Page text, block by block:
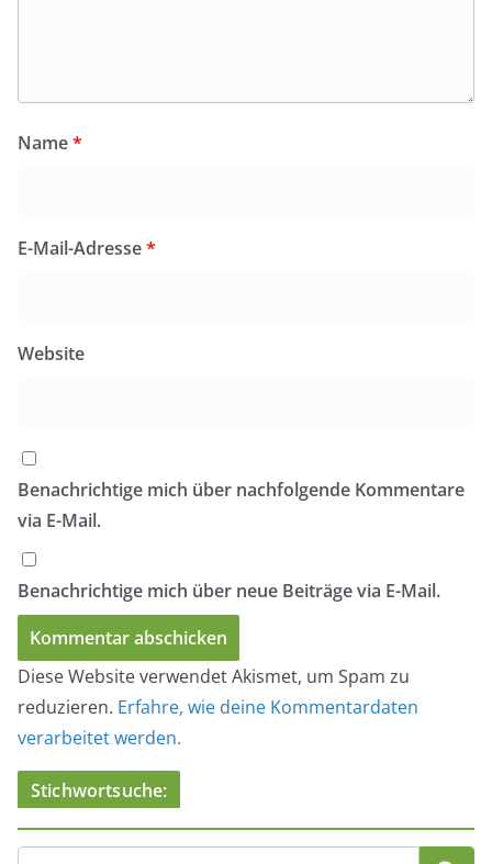
Name*
E-Mail-Adresse*
Website
Benachrichtige mich über nachfolgende Kommentare
via E-Mail.
Benachrichtige mich über neue Beiträge via E-Mail.
Diese Website verwendet Akismet, um Spam zu
reduzieren. Erfahre, wie deine Kommentardaten
verarbeitet werden.
Stichwortsuche: